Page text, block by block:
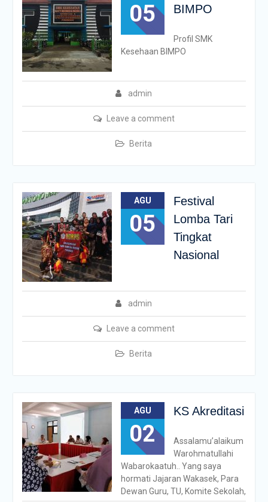
05
BIMPO
admin
Leave a comment
Berita
Profil SMK
Kesehaan BIMPO
AGU
05
Festival
Lomba Tari
Tingkat
Nasional
admin
Leave a comment
Berita
AGU
02
KS Akreditasi
Assalamu’alaikum
Warohmatullahi
Wabarokaatuh.. Yang saya
hormati Jajaran Wakasek, Para
Dewan Guru, TU, Komite Sekolah,